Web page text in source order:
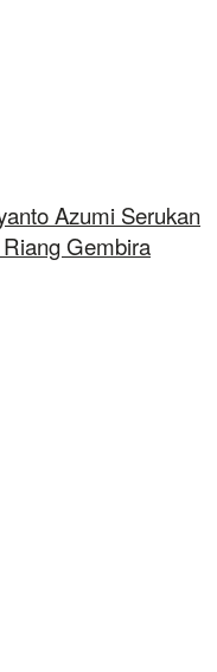
Azumi Serukan
Gembira